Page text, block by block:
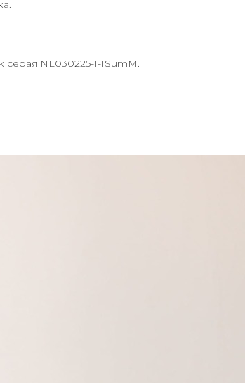
NL030225-1-1SumM.